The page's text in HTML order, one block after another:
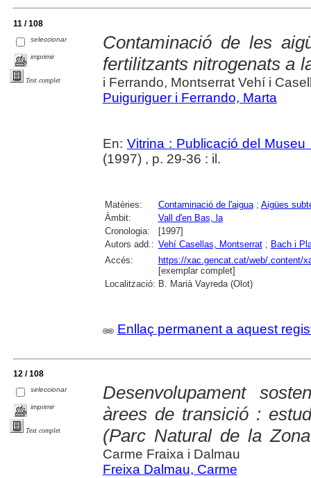
11 / 108
seleccionar
imprimir
Text complet
Contaminació de les
fertilitzants nitrogenats a
i Ferrando, Montserrat Vehí i
Puiguriguer i Ferrando, Marta
En: Vitrina : Publicació del
(1997) , p. 29-36 : il.
Matèries: Contaminació de l'aigua; Aigües
Àmbit:
Vall d'en Bas, la
Cronologia:
[1997]
Autors add.: Vehí Casellas, Montserrat; Bach i
Accés:
https://xac.gencat.cat/web/.content/
[exemplar complet]
Localització: B. Marià Vayreda (Olot)
Enllaç permanent a aquest
12 / 108
seleccionar
imprimir
Text complet
Desenvolupament
àrees de transició :
(Parc Natural de la
Carme Fraixa i Dalmau
Freixa Dalmau, Carme